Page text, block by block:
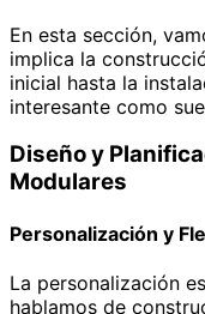
En esta sección,
implica la
inicial hasta la
interesante como
Diseño y
Modulares
Personalización y
La personalización
hablamos de